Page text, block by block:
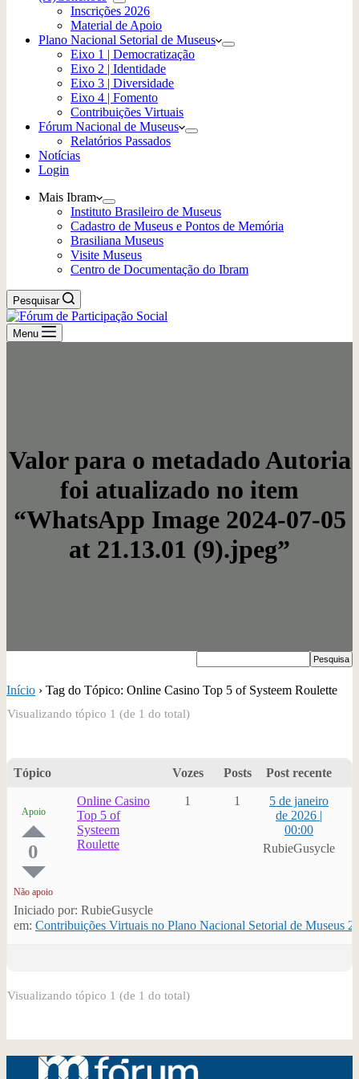
Inscrições 2026
Material de Apoio
Plano Nacional Setorial de Museus
Eixo 1 | Democratização
Eixo 2 | Identidade
Eixo 3 | Diversidade
Eixo 4 | Fomento
Contribuições Virtuais
Fórum Nacional de Museus
Relatórios Passados
Notícias
Login
Mais Ibram
Instituto Brasileiro de Museus
Cadastro de Museus e Pontos de Memória
Brasiliana Museus
Visite Museus
Centro de Documentação do Ibram
Pesquisar
Menu
Valor para o metadado Autoria
foi atualizado no item
“WhatsApp Image 2024-07-05
at 21.13.01 (9).jpeg”
Início › Tag do Tópico: Online Casino Top 5 of Systeem Roulette
Visualizando tópico 1 (de 1 do total)
Tópico Vozes Posts Post recente
Apoio
0
Não apoio
Online Casino
Top 5 of
Systeem
Roulette
Iniciado por: RubieGusycle
em: Contribuições Virtuais no Plano Nacional Setorial de Museus
1 1
5 de janeiro
de 2026 |
00:00
RubieGusycle
Visualizando tópico 1 (de 1 do total)